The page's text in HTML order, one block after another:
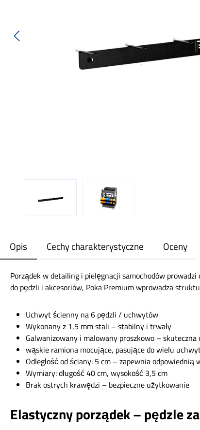
Opis Cechy charakterystyczne Oceny
Porządek w detailing i pielęgnacji samochodów
do pędzli i akcesoriów, Poka Premium wprowadza
Uchwyt ścienny na 6 pędzli / uchwytów
Wykonany z 1,5 mm stali – stabilny i trwały
Galwanizowany i malowany proszkowo – skuteczna
wąskie ramiona mocujące, pasujące do wielu
Odległość od ściany: 5 cm – zapewnia
Wymiary: długość 40 cm, wysokość 3,5 cm
Brak ostrych krawędzi – bezpieczne użytkowanie
Elastyczny porządek – pędzle